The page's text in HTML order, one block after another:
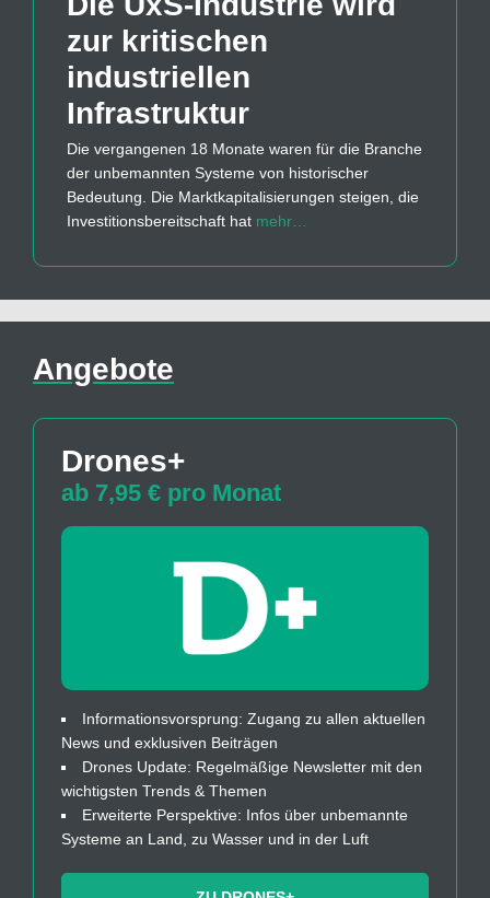
zur kritischen
industriellen
Infrastruktur
Die vergangenen 18 Monate waren für die Branche
der unbemannten Systeme von historischer
Bedeutung. Die Marktkapitalisierungen steigen, die
Investitionsbereitschaft hat mehr…
Angebote
Drones+
ab 7,95 € pro Monat
Informationsvorsprung: Zugang zu allen aktuellen
News und exklusiven Beiträgen
Drones Update: Regelmäßige Newsletter mit den
wichtigsten Trends & Themen
Erweiterte Perspektive: Infos über unbemannte
Systeme an Land, zu Wasser und in der Luft